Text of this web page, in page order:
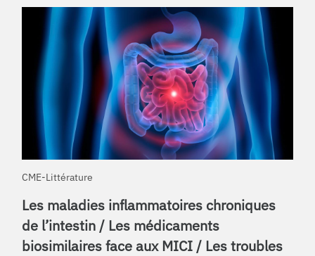
CME-Littérature
Les maladies inflammatoires chroniques
de l’intestin / Les médicaments
biosimilaires face aux MICI / Les troubles